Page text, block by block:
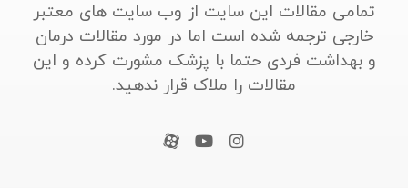
تمامی مقالات این سایت از وب سایت های معتبر
خارجی ترجمه شده است اما در مورد مقالات درمان
و بهداشت فردی حتما با پزشک مشورت کرده و این
مقالات را ملاک قرار ندهید.